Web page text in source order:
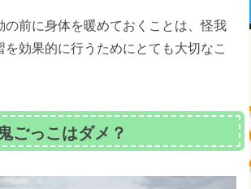
の前に身体を暖めておくことは、怪我
を効果的に行うためにとても大切なこ
ごっこはダメ？